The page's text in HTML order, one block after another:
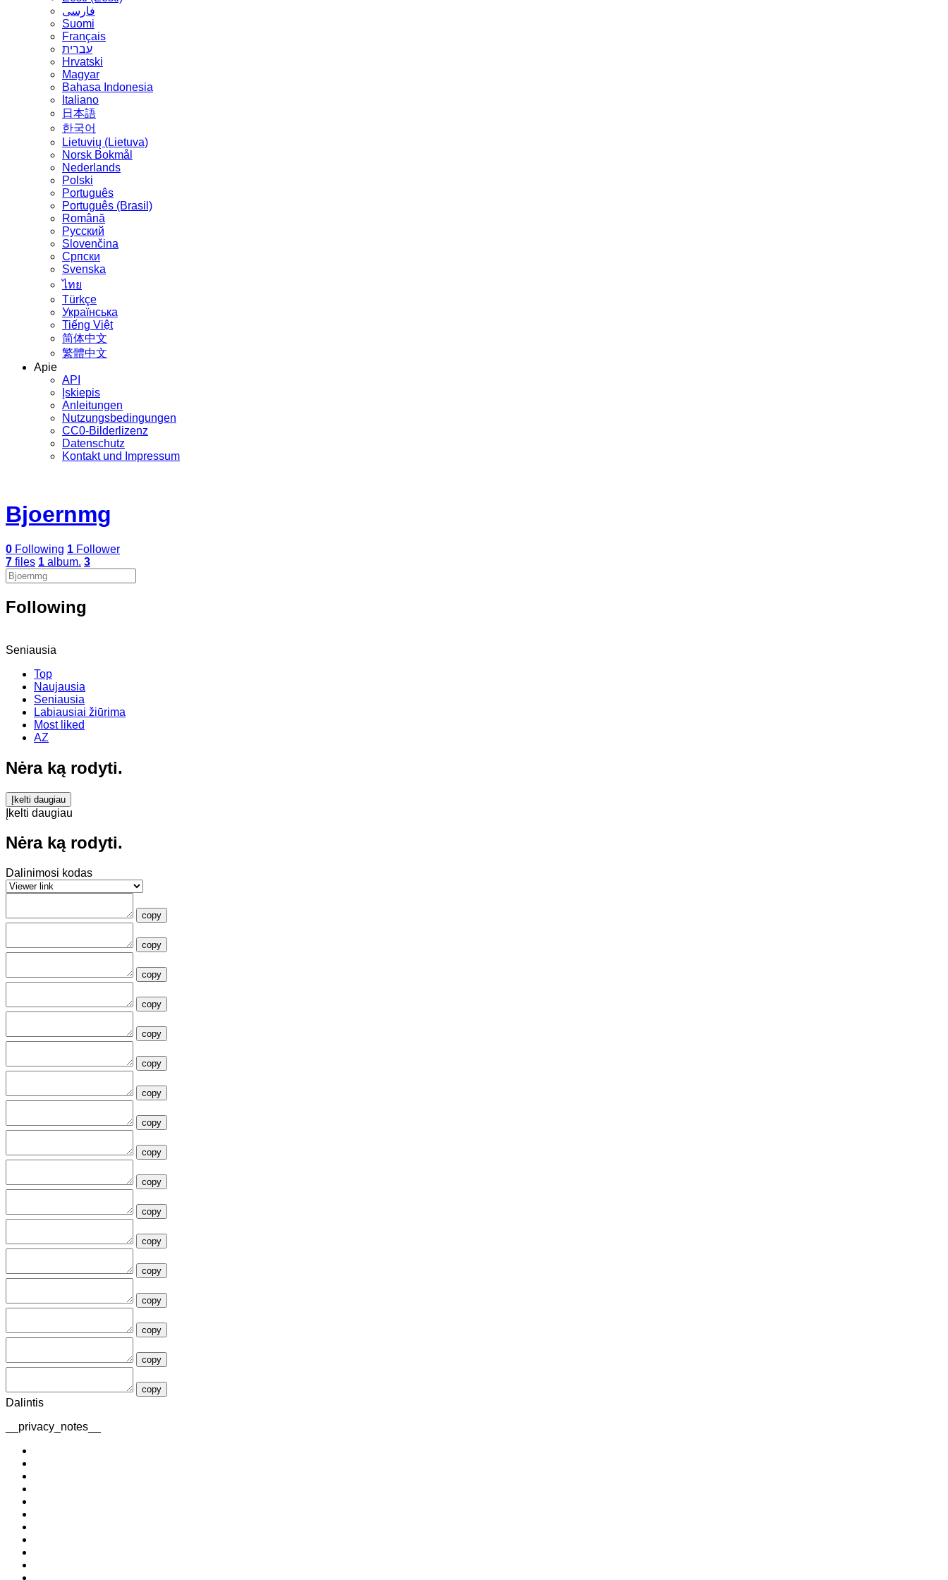
فارسی
Suomi
Français
עברית
Hrvatski
Magyar
Bahasa Indonesia
Italiano
日本語
한국어
Lietuvių (Lietuva)
‪Norsk Bokmål‬
Nederlands
Polski
Português
Português (Brasil)
Română
Русский
Slovenčina
Српски
Svenska
ไทย
Türkçe
Українська
Tiếng Việt
简体中文
繁體中文
Apie
API
Įskiepis
Anleitungen
Nutzungsbedingungen
CC0-Bilderlizenz
Datenschutz
Kontakt und Impressum
Bjoernmg
0 Following 1 Follower
7 files 1 album. 3
Following
Seniausia
Top
Naujausia
Seniausia
Labiausiai žiūrima
Most liked
AZ
Nėra ką rodyti.
Įkelti daugiau
Įkelti daugiau
Nėra ką rodyti.
Dalinimosi kodas
copy
copy
copy
copy
copy
copy
copy
copy
copy
copy
copy
copy
copy
copy
copy
copy
copy
Dalintis
__privacy_notes__